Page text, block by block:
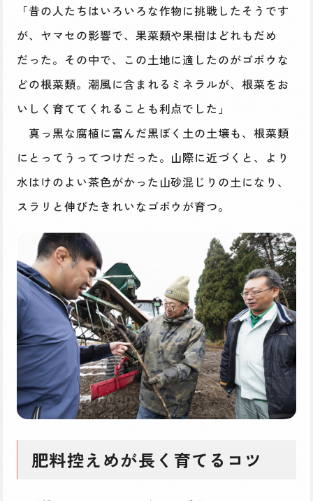
「昔の人たちはいろいろな作物に挑戦したそうです
が、ヤマセの影響で、果菜類や果樹はどれもだめ
だった。その中で、この土地に適したのがゴボウな
どの根菜類。潮風に含まれるミネラルが、根菜をお
いしく育ててくれることも利点でした」
真っ黒な腐植に富んだ黒ぼく土の土壌も、根菜類
にとってうってつけだった。山際に近づくと、より
水はけのよい茶色がかった山砂混じりの土になり、
スラリと伸びたきれいなゴボウが育つ。
肥料控えめが長く育てるコツ